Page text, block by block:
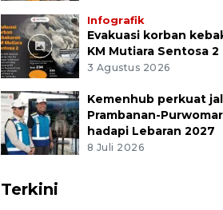
Infografik
Evakuasi korban
KM Mutiara Sentosa 2
3 Agustus 2026
Kemenhub perkuat
Prambanan-
hadapi Lebaran 2027
8 Juli 2026
Terkini